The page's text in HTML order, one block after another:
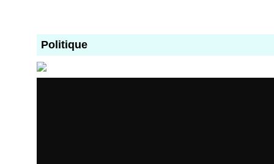
Politique